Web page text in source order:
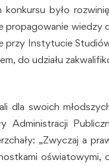
było
wiedzy
przy Instytucie
do udziału
dla swoich
Administracji
„Zwyczaj a
oświatowymi,